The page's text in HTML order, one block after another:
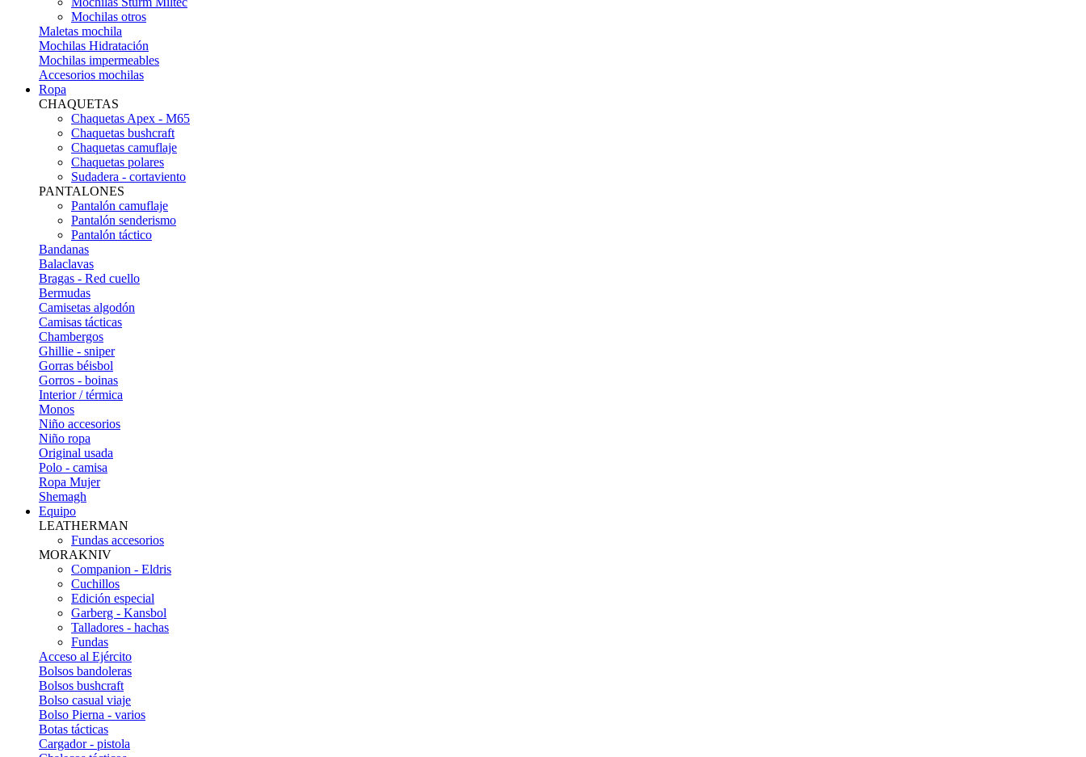
Mochilas otros
Maletas mochila
Mochilas Hidratación
Mochilas impermeables
Accesorios mochilas
Ropa
CHAQUETAS
Chaquetas Apex - M65
Chaquetas bushcraft
Chaquetas camuflaje
Chaquetas polares
Sudadera - cortaviento
PANTALONES
Pantalón camuflaje
Pantalón senderismo
Pantalón táctico
Bandanas
Balaclavas
Bragas - Red cuello
Bermudas
Camisetas algodón
Camisas tácticas
Chambergos
Ghillie - sniper
Gorras béisbol
Gorros - boinas
Interior / térmica
Monos
Niño accesorios
Niño ropa
Original usada
Polo - camisa
Ropa Mujer
Shemagh
Equipo
LEATHERMAN
Fundas accesorios
MORAKNIV
Companion - Eldris
Cuchillos
Edición especial
Garberg - Kansbol
Talladores - hachas
Fundas
Acceso al Ejército
Bolsos bandoleras
Bolsos bushcraft
Bolso casual viaje
Bolso Pierna - varios
Botas tácticas
Cargador - pistola